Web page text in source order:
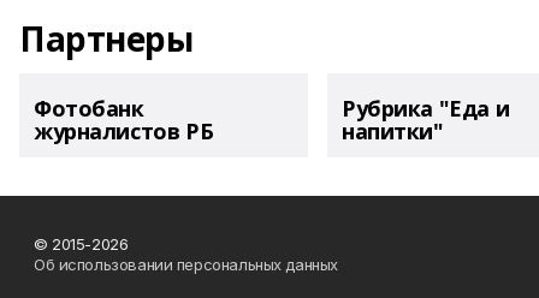
Партнеры
Фотобанк
журналистов РБ
Рубрика "Еда и
напитки"
© 2015-2026
Об использовании персональных данных